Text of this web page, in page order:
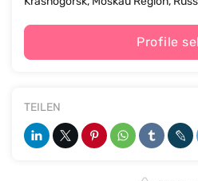
Profile
TEILEN